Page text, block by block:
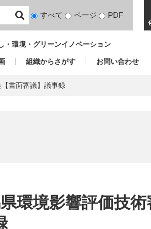
検
対
すべて ページ PDF
・環境・グリーンイノベーション
組織からさがす お問い合わせ
書面審議】議事録
環境影響評価技術